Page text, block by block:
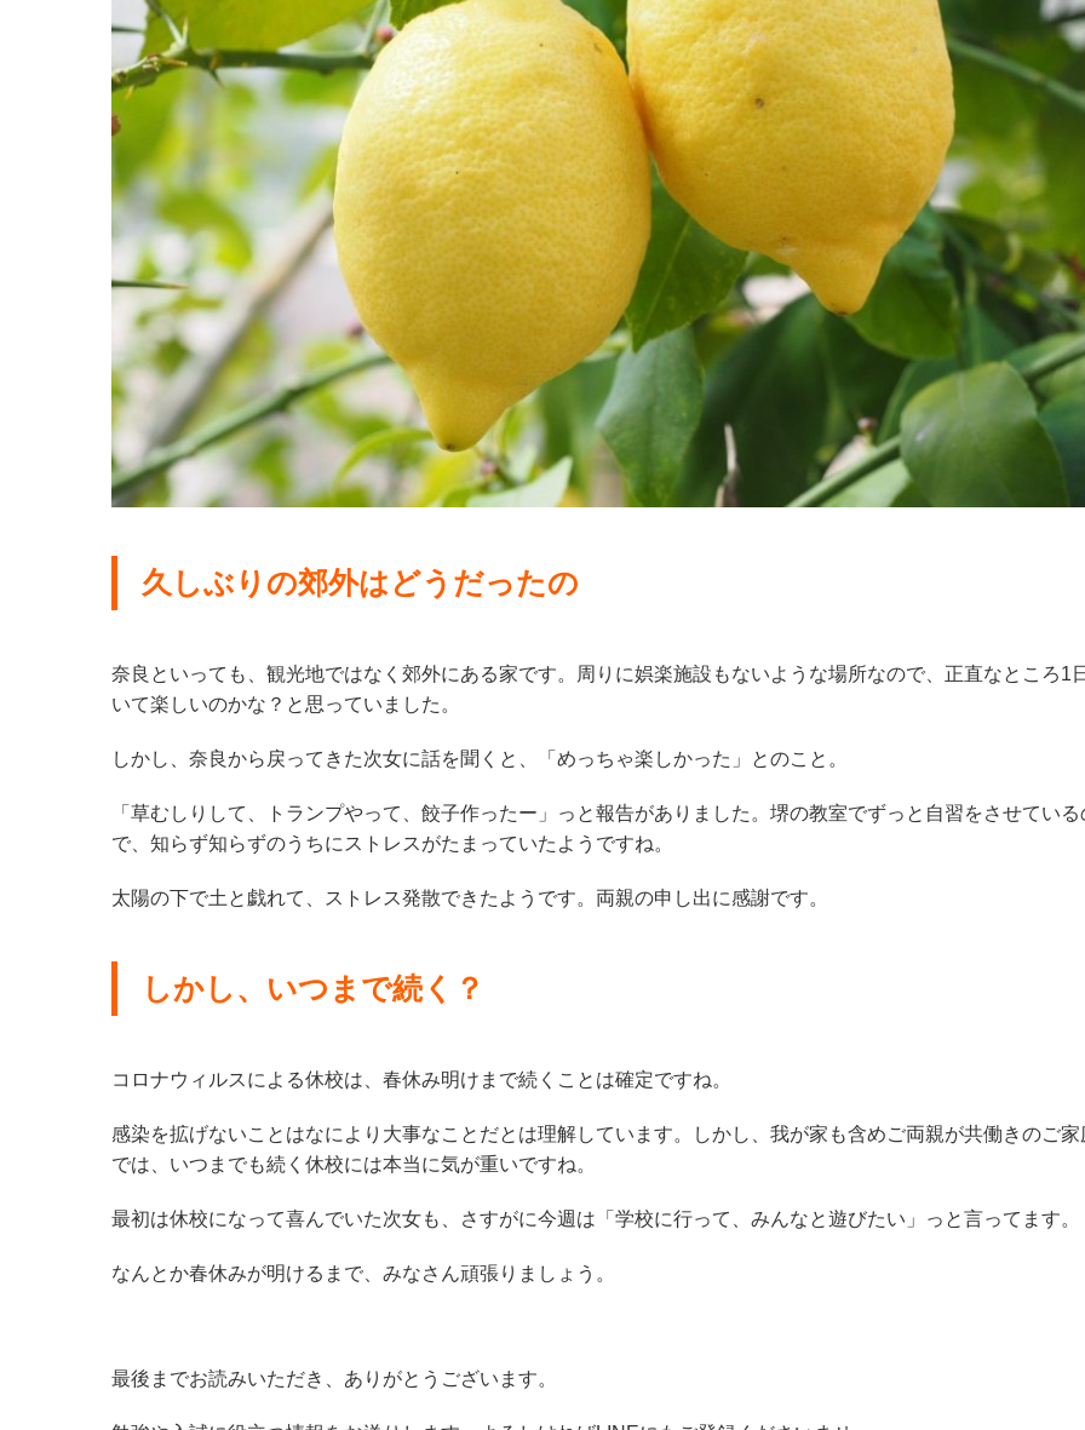
久しぶりの郊外はどうだったの
奈良といっても、観光地ではなく郊外にある家です。周りに娯楽施設もないような場所なので、正直なところ1
いて楽しいのかな？と思っていました。
しかし、奈良から戻ってきた次女に話を聞くと、「めっちゃ楽しかった」とのこと。
「草むしりして、トランプやって、餃子作ったー」っと報告がありました。堺の教室でずっと自習をさせている
で、知らず知らずのうちにストレスがたまっていたようですね。
太陽の下で土と戯れて、ストレス発散できたようです。両親の申し出に感謝です。
しかし、いつまで続く？
コロナウィルスによる休校は、春休み明けまで続くことは確定ですね。
感染を拡げないことはなにより大事なことだとは理解しています。しかし、我が家も含めご両親が共働きのご家
では、いつまでも続く休校には本当に気が重いですね。
最初は休校になって喜んでいた次女も、さすがに今週は「学校に行って、みんなと遊びたい」っと言ってます。
なんとか春休みが明けるまで、みなさん頑張りましょう。
最後までお読みいただき、ありがとうございます。